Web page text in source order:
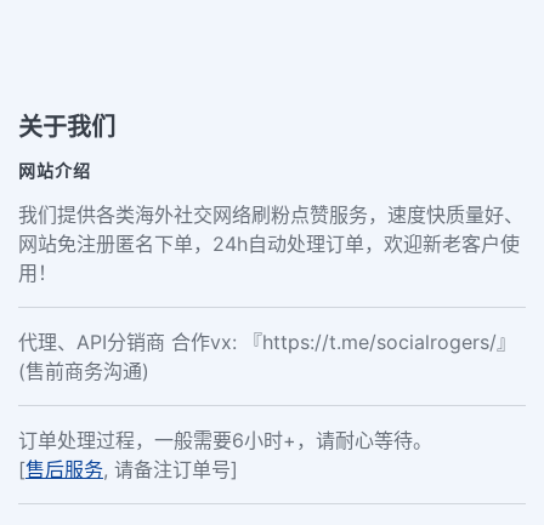
关于我们
网站介绍
我们提供各类海外社交网络刷粉点赞服务，速度快质量好、
网站免注册匿名下单，24h自动处理订单，欢迎新老客户使
用！
代理、API分销商 合作vx: 『https://t.me/socialrogers/』
(售前商务沟通)
订单处理过程，一般需要6小时+，请耐心等待。
[售后服务, 请备注订单号]